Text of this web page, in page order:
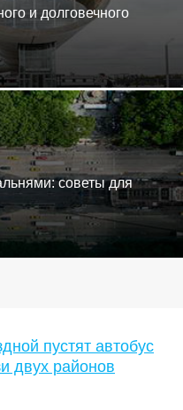
и долговечного
советы для
пустят автобус
двух районов